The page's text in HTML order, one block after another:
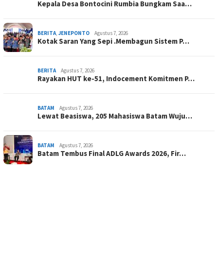
Kepala Desa Bontocini Rumbia Bungkam Saa…
BERITA JENEPONTO Agustus 7, 2026
Kotak Saran Yang Sepi .Membagun Sistem P…
BERITA Agustus 7, 2026
Rayakan HUT ke-51, Indocement Komitmen P…
BATAM Agustus 7, 2026
Lewat Beasiswa, 205 Mahasiswa Batam Wuju…
BATAM Agustus 7, 2026
Batam Tembus Final ADLG Awards 2026, Fir…